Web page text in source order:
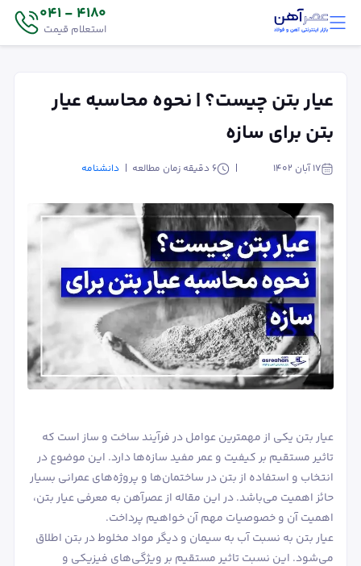
4180 - 041
استعلام قیمت
عیار بتن چیست؟ | نحوه محاسبه عیار
بتن برای سازه
۱۷ آبان ۱۴۰۲ 6 دقیقه زمان مطالعه دانشنامه
عیار بتن یکی از مهمترین عوامل در فرآیند ساخت و ساز است که
تاثیر مستقیم بر کیفیت و عمر مفید سازه‌ها دارد. این موضوع در
انتخاب و استفاده از بتن در ساختمان‌ها و پروژه‌های عمرانی بسیار
حائز اهمیت می‌باشد. در این مقاله از عصرآهن به معرفی عیار بتن،
اهمیت آن و خصوصیات مهم آن خواهیم پرداخت.
عیار بتن به نسبت آب به سیمان و دیگر مواد مخلوط در بتن اطلاق
می‌شود. این نسبت تاثیر مستقیم بر ویژگی‌های فیزیکی و